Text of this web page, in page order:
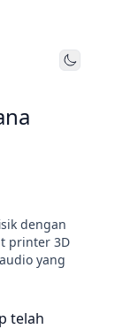
Toggle
dengan
printer 3D
yang
telah